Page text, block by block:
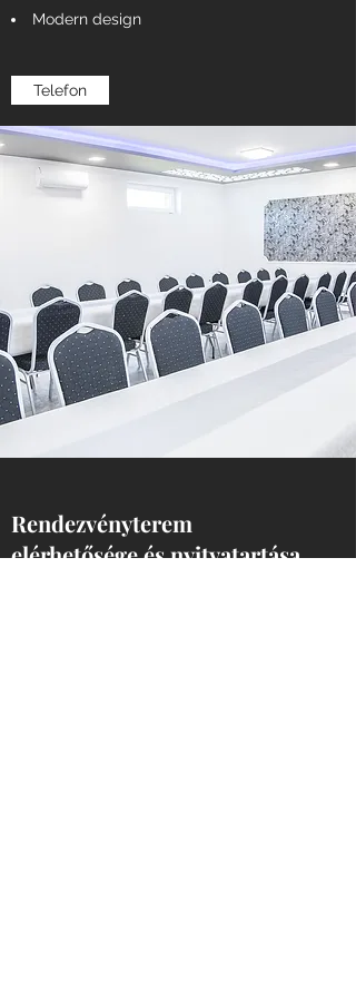
Modern design
Telefon
Rendezvényterem
elérhetősége és nyitvatartása